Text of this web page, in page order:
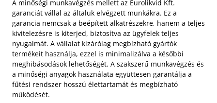
A minőségi munkavégzés mellett az Eurolikvid Kft.
garanciát vállal az általuk elvégzett munkákra. Ez a
garancia nemcsak a beépített alkatrészekre, hanem a teljes
kivitelezésre is kiterjed, biztosítva az ügyfelek teljes
nyugalmát. A vállalat kizárólag megbízható gyártók
termékeit használja, ezzel is minimalizálva a későbbi
meghibásodások lehetőségét. A szakszerű munkavégzés és
a minőségi anyagok használata együttesen garantálja a
fűtési rendszer hosszú élettartamát és megbízható
működését.